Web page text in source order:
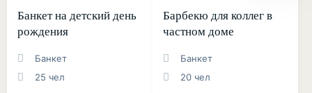
Банкет на детский день
рождения
Банкет
25 чел
Барбекю для коллег в
частном доме
Банкет
20 чел